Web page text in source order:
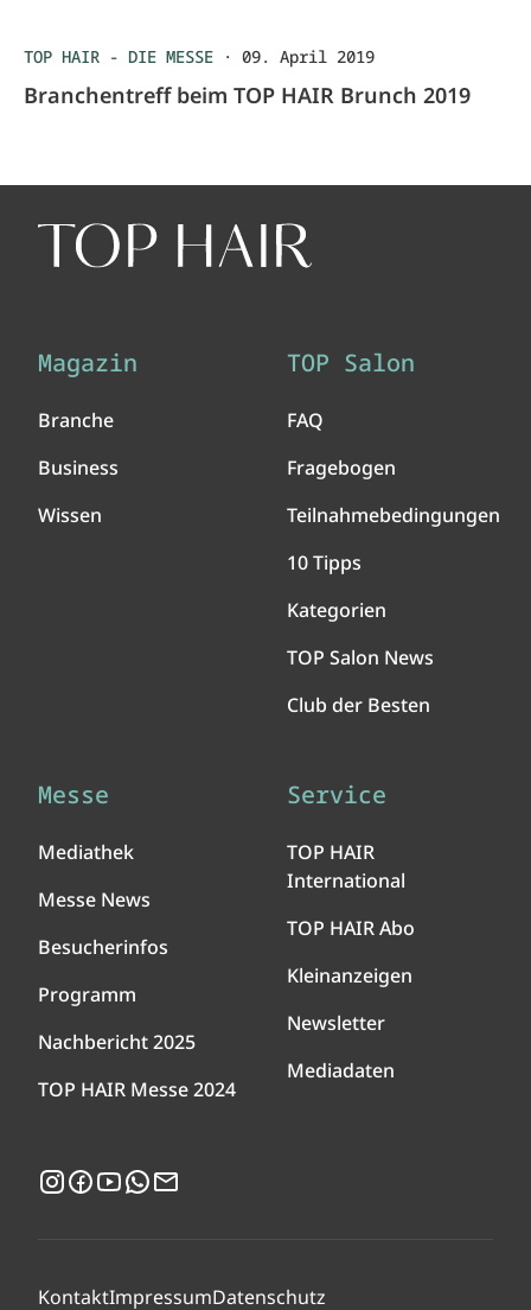
TOP HAIR - DIE MESSE · 09. April 2019
Branchentreff beim TOP HAIR Brunch 2019
Magazin
Branche
Business
Wissen
TOP Salon
FAQ
Fragebogen
Teilnahmebedingungen
10 Tipps
Kategorien
TOP Salon News
Club der Besten
Messe
Mediathek
Messe News
Besucherinfos
Programm
Nachbericht 2025
TOP HAIR Messe 2024
Service
TOP HAIR
International
TOP HAIR Abo
Kleinanzeigen
Newsletter
Mediadaten
Instagram
Facebook
YouTubeWhatsApp
KontaktImpressumDatenschutz